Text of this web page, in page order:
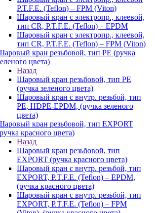
P.T.F.E. (Teflon) – FPM (Viton)
Шаровый кран с электропр., клеевой,
тип CR, P.T.F.E. (Teflon) – EPDM
Шаровый кран с электропр., клеевой,
тип CR, P.T.F.E. (Teflon) – FPM (Viton)
кран резьбовой, тип PE (ручка
цвета)
Назад
Шаровый кран резьбовой, тип PE
(ручка зеленого цвета)
Шаровый кран с внутр. резьбой, тип
PE, HDPE-EPDM, (ручка зеленого
цвета)
кран резьбовой, тип EXPORT
красного цвета)
Назад
Шаровый кран резьбовой, тип
EXPORT (ручка красного цвета)
Шаровый кран с внутр. резьбой, тип
EXPORT, P.T.F.E. (Teflon) – EPDM,
(ручка красного цвета)
Шаровый кран с внутр. резьбой, тип
EXPORT, P.T.F.E. (Teflon) – FPM